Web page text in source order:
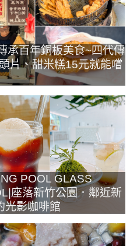
承百年銅板美食~四代傳
片、甜米糕15元就能嚐
POOL GLASS
座落新竹公園．鄰近新
光影咖啡館